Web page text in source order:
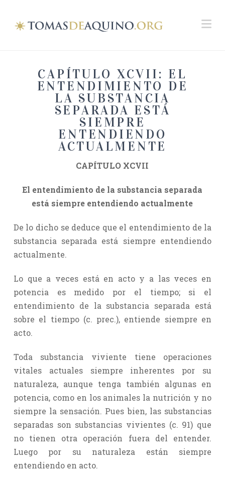
CAPÍTULO XCVII: EL
ENTENDIMIENTO DE
LA SUBSTANCIA
SEPARADA ESTÁ
SIEMPRE
ENTENDIENDO
ACTUALMENTE
CAPÍTULO XCVII
El entendimiento de la substancia separada
está siempre entendiendo actualmente
De lo dicho se deduce que el entendimiento de la
substancia separada está siempre entendiendo
actualmente.
Lo que a veces está en acto y a las veces en
potencia es medido por el tiempo; si el
entendimiento de la substancia separada está
sobre el tiempo (c. prec.), entiende siempre en
acto.
Toda substancia viviente tiene operaciones
vitales actuales siempre inherentes por su
naturaleza, aunque tenga también algunas en
potencia, como en los animales la nutrición y no
siempre la sensación. Pues bien, las substancias
separadas son substancias vivientes (c. 91) que
no tienen otra operación fuera del entender.
Luego por su naturaleza están siempre
entendiendo en acto.